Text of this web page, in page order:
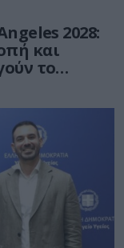
2028:
και
το